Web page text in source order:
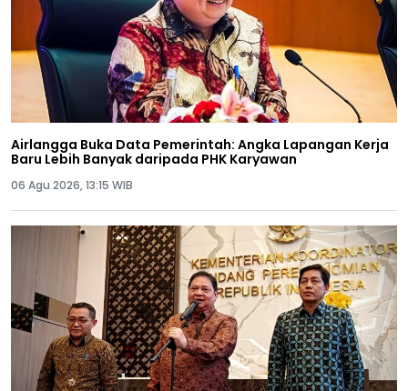
Airlangga Buka Data Pemerintah: Angka Lapangan Kerja
Baru Lebih Banyak daripada PHK Karyawan
06 Agu 2026, 13:15 WIB